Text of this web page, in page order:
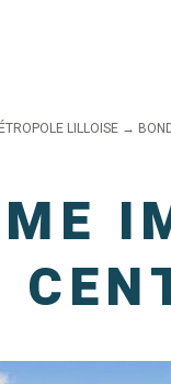
LILLOISE →